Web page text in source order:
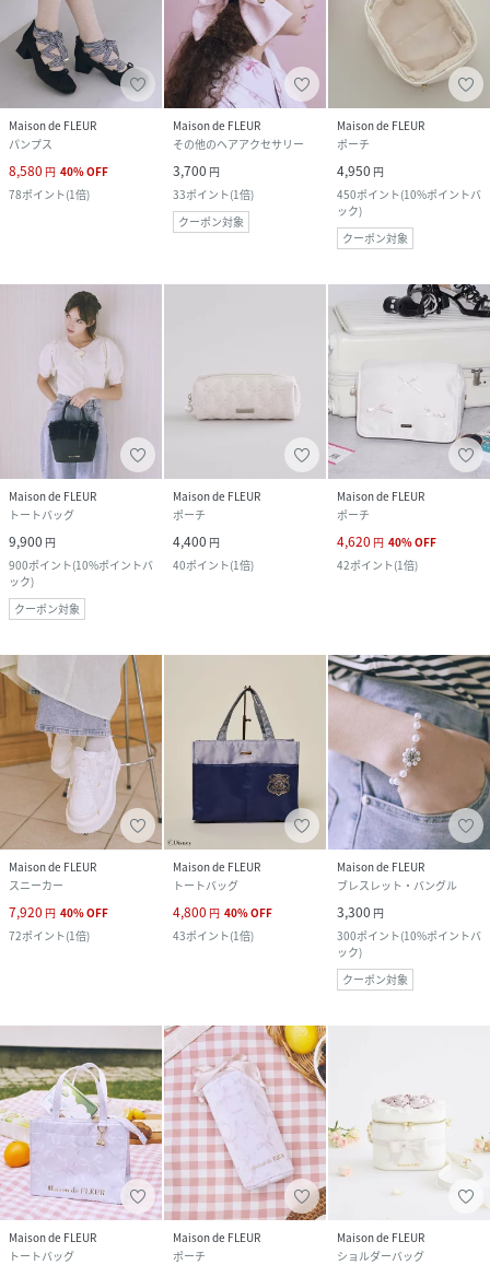
Maison de FLEUR
パンプス
8,580 円 40%OFF
78ポイント(1倍)
Maison de FLEUR
その他のヘアアクセサリー
3,700 円
33ポイント(1倍)
クーポン対象
Maison de FLEUR
ポーチ
4,950 円
450ポイント(10%ポイントバ
ック)
クーポン対象
Maison de FLEUR
トートバッグ
9,900 円
900ポイント(10%ポイントバ
ック)
クーポン対象
Maison de FLEUR
ポーチ
4,400 円
40ポイント(1倍)
Maison de FLEUR
ポーチ
4,620 円 40%OFF
42ポイント(1倍)
Maison de FLEUR
スニーカー
7,920 円 40%OFF
72ポイント(1倍)
Maison de FLEUR
トートバッグ
4,800 円 40%OFF
43ポイント(1倍)
Maison de FLEUR
ブレスレット・バングル
3,300 円
300ポイント(10%ポイントバ
ック)
クーポン対象
Maison de FLEUR
トートバッグ
Maison de FLEUR
ポーチ
Maison de FLEUR
ショルダーバッグ